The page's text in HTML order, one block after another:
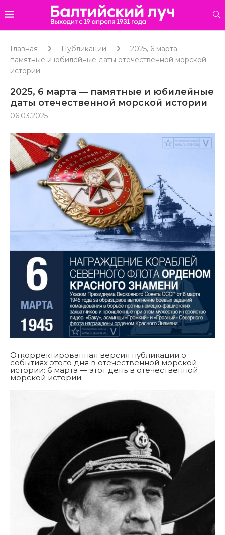
Главная Публикации
2025, 6 марта —
памятные и юбилейные даты отечественной морской
истории
2025, 6 марта — памятные и юбилейные
даты отечественной морской истории
06.03.2025
Откорректированная версия публикации о
событиях этого дня в отечественной морской
истории: 6 марта — этот день в отечественной
морской истории.